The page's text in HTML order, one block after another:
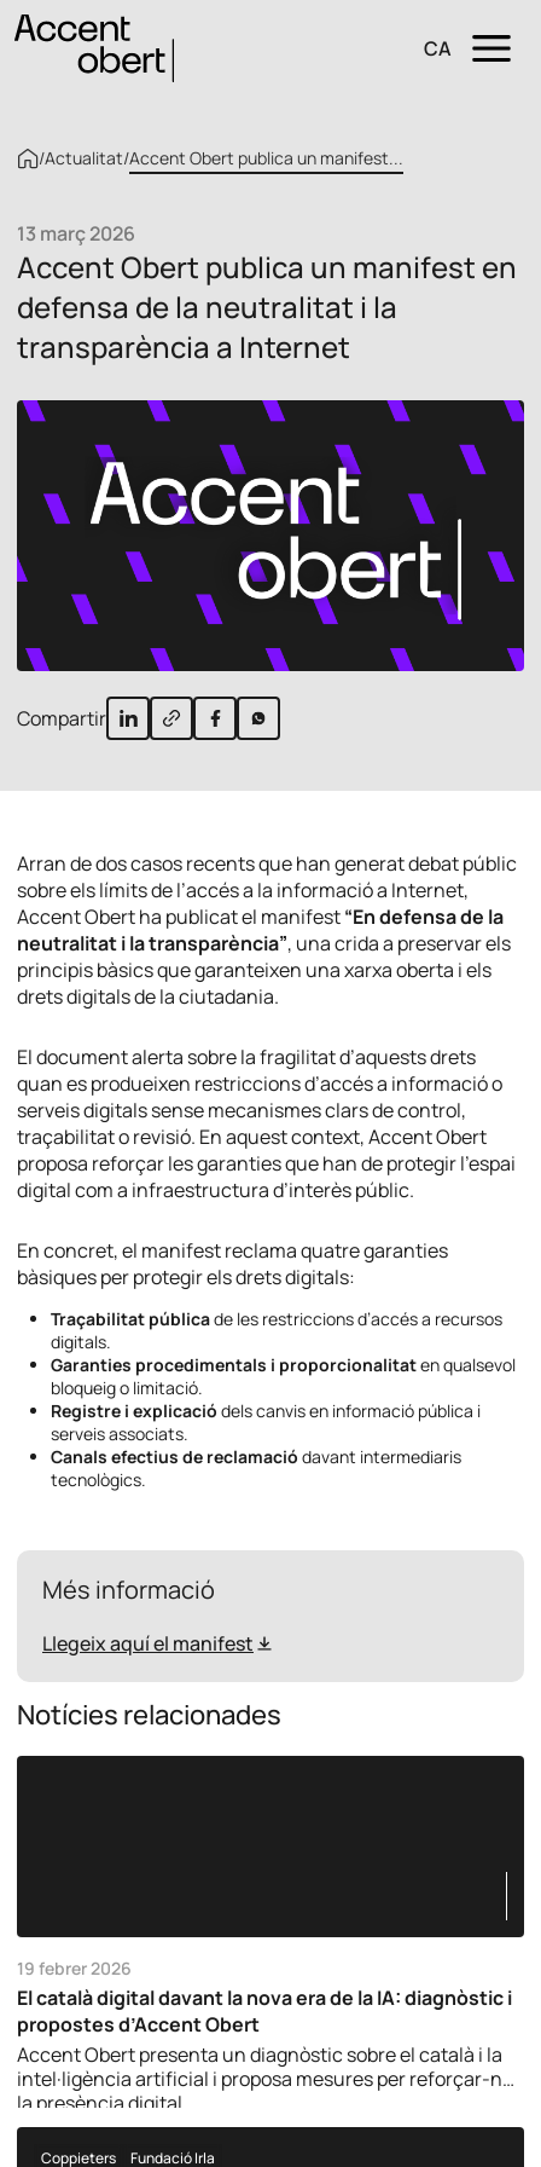
CA
/Actualitat/Accent Obert publica un manifest...
13 març 2026
Accent Obert publica un manifest en
defensa de la neutralitat i la
transparència a Internet
Compartir
Arran de dos casos recents que han generat debat públic
sobre els límits de l’accés a la informació a Internet,
Accent Obert ha publicat el manifest“En defensa de la
neutralitat i la transparència”, una crida a preservar els
principis bàsics que garanteixen una xarxa oberta i els
drets digitals de la ciutadania.
El document alerta sobre la fragilitat d’aquests drets
quan es produeixen restriccions d’accés a informació o
serveis digitals sense mecanismes clars de control,
traçabilitat o revisió. En aquest context, Accent Obert
proposa reforçar les garanties que han de protegir l’espai
digital com a infraestructura d’interès públic.
En concret, el manifest reclama quatre garanties
bàsiques per protegir els drets digitals:
Traçabilitat públicade les restriccions d’accés a recursos
digitals.
Garanties procedimentals i proporcionalitaten qualsevol
bloqueig o limitació.
Registre i explicació dels canvis en informació pública i
serveis associats.
Canals efectius de reclamació davant intermediaris
tecnològics.
Més informació
Llegeix aquí el manifest
Notícies relacionades
19 febrer 2026
El català digital davant la nova era de la IA: diagnòstic i
propostes d’Accent Obert
Accent Obert presenta un diagnòstic sobre el català i la
intel·ligència artificial i proposa mesures per reforçar-ne
la presència digital.
Coppieters Fundació Irla